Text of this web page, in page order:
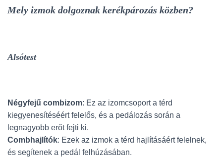
Mely izmok dolgoznak kerékpározás közben?
Alsótest
Négyfejű combizom: Ez az izomcsoport a térd
kiegyenesítéséért felelős, és a pedálozás során a
legnagyobb erőt fejti ki.
Combhajlítók: Ezek az izmok a térd hajlításáért felelnek,
és segítenek a pedál felhúzásában.